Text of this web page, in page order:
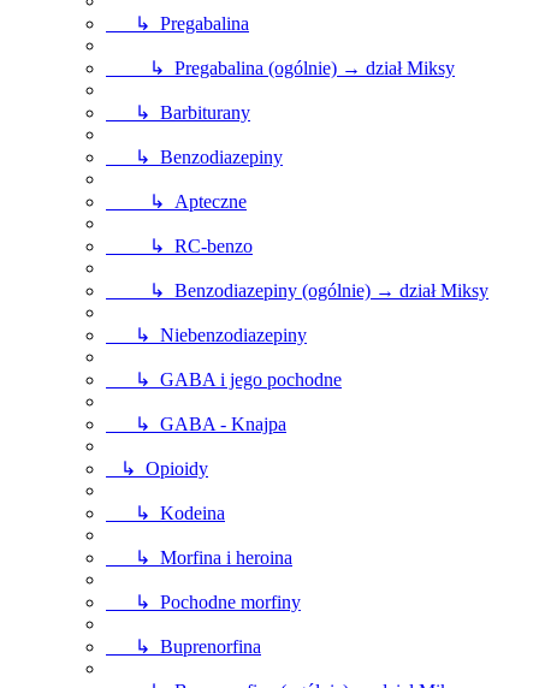
↳ Pregabalina
↳ Pregabalina (ogólnie) → dział Miksy
↳ Barbiturany
↳ Benzodiazepiny
↳ Apteczne
↳ RC-benzo
↳ Benzodiazepiny (ogólnie) → dział Miksy
↳ Niebenzodiazepiny
↳ GABA i jego pochodne
↳ GABA - Knajpa
↳ Opioidy
↳ Kodeina
↳ Morfina i heroina
↳ Pochodne morfiny
↳ Buprenorfina